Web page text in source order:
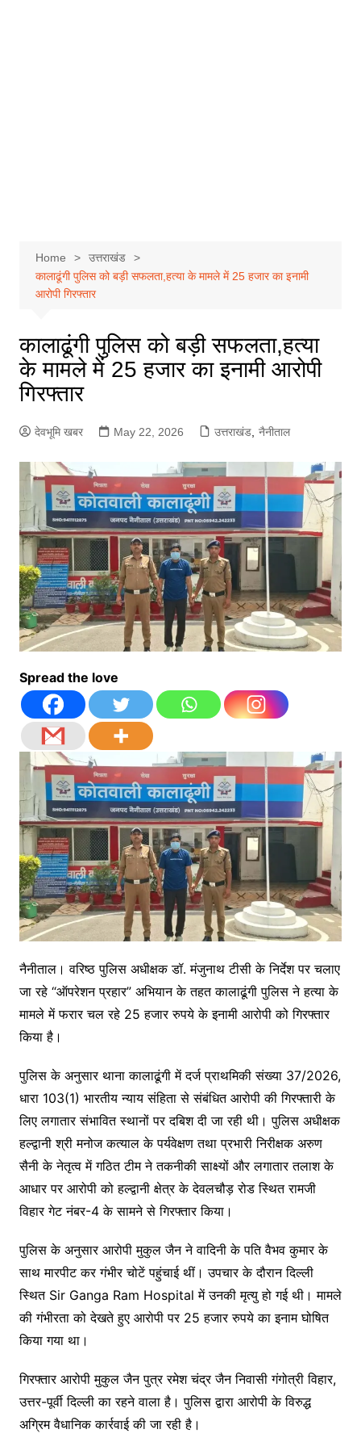
Home
उत्तराखंड
कालाढूंगी पुलिस को बड़ी सफलता,हत्या के मामले में 25 हजार का इनामी
आरोपी गिरफ्तार
कालाढूंगी पुलिस को बड़ी सफलता,हत्या
के मामले में 25 हजार का इनामी आरोपी
गिरफ्तार
देवभूमि खबर May 22, 2026 उत्तराखंड, नैनीताल
Spread the love
नैनीताल। वरिष्ठ पुलिस अधीक्षक डॉ. मंजुनाथ टीसी के निर्देश पर चलाए
जा रहे “ऑपरेशन प्रहार” अभियान के तहत कालाढूंगी पुलिस ने हत्या के
मामले में फरार चल रहे 25 हजार रुपये के इनामी आरोपी को गिरफ्तार
किया है।
पुलिस के अनुसार थाना कालाढूंगी में दर्ज प्राथमिकी संख्या 37/2026,
धारा 103(1) भारतीय न्याय संहिता से संबंधित आरोपी की गिरफ्तारी के
लिए लगातार संभावित स्थानों पर दबिश दी जा रही थी। पुलिस अधीक्षक
हल्द्वानी श्री मनोज कत्याल के पर्यवेक्षण तथा प्रभारी निरीक्षक अरुण
सैनी के नेतृत्व में गठित टीम ने तकनीकी साक्ष्यों और लगातार तलाश के
आधार पर आरोपी को हल्द्वानी क्षेत्र के देवलचौड़ रोड स्थित रामजी
विहार गेट नंबर-4 के सामने से गिरफ्तार किया।
पुलिस के अनुसार आरोपी मुकुल जैन ने वादिनी के पति वैभव कुमार के
साथ मारपीट कर गंभीर चोटें पहुंचाई थीं। उपचार के दौरान दिल्ली
स्थित Sir Ganga Ram Hospital में उनकी मृत्यु हो गई थी। मामले
की गंभीरता को देखते हुए आरोपी पर 25 हजार रुपये का इनाम घोषित
किया गया था।
गिरफ्तार आरोपी मुकुल जैन पुत्र रमेश चंद्र जैन निवासी गंगोत्री विहार,
उत्तर-पूर्वी दिल्ली का रहने वाला है। पुलिस द्वारा आरोपी के विरुद्ध
अग्रिम वैधानिक कार्रवाई की जा रही है।